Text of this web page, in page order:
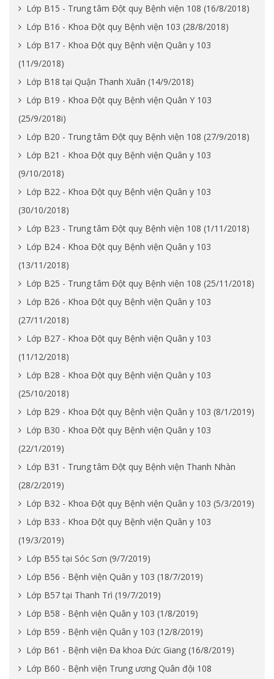
Lớp B15 - Trung tâm Đột quỵ Bệnh viện 108 (16/8/2018)
Lớp B16 - Khoa Đột quỵ Bệnh viện 103 (28/8/2018)
Lớp B17 - Khoa Đột quỵ Bệnh viện Quân y 103
(11/9/2018)
Lớp B18 tại Quận Thanh Xuân (14/9/2018)
Lớp B19 - Khoa Đột quỵ Bệnh viện Quân Y 103
(25/9/2018i)
Lớp B20 - Trung tâm Đột quỵ Bệnh viện 108 (27/9/2018)
Lớp B21 - Khoa Đột quỵ Bệnh viện Quân y 103
(9/10/2018)
Lớp B22 - Khoa Đột quỵ Bệnh viện Quân y 103
(30/10/2018)
Lớp B23 - Trung tâm Đột quỵ Bệnh viện 108 (1/11/2018)
Lớp B24 - Khoa Đột quỵ Bệnh viện Quân y 103
(13/11/2018)
Lớp B25 - Trung tâm Đột quỵ Bệnh viện 108 (25/11/2018)
Lớp B26 - Khoa Đột quỵ Bệnh viện Quân y 103
(27/11/2018)
Lớp B27 - Khoa Đột quỵ Bệnh viện Quân y 103
(11/12/2018)
Lớp B28 - Khoa Đột quỵ Bệnh viện Quân y 103
(25/10/2018)
Lớp B29 - Khoa Đột quỵ Bệnh viện Quân y 103 (8/1/2019)
Lớp B30 - Khoa Đột quỵ Bệnh viện Quân y 103
(22/1/2019)
Lớp B31 - Trung tâm Đột quỵ Bệnh viện Thanh Nhàn
(28/2/2019)
Lớp B32 - Khoa Đột quỵ Bệnh viện Quân y 103 (5/3/2019)
Lớp B33 - Khoa Đột quỵ Bệnh viện Quân y 103
(19/3/2019)
Lớp B55 tại Sóc Sơn (9/7/2019)
Lớp B56 - Bệnh viện Quân y 103 (18/7/2019)
Lớp B57 tại Thanh Trì (19/7/2019)
Lớp B58 - Bệnh viện Quân y 103 (1/8/2019)
Lớp B59 - Bệnh viện Quân y 103 (12/8/2019)
Lớp B61 - Bệnh viện Đa khoa Đức Giang (16/8/2019)
Lớp B60 - Bệnh viện Trung ương Quân đội 108